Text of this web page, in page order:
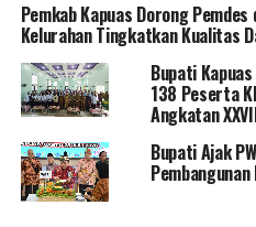
Pemkab Kapuas Dorong Pemdes
Kelurahan Tingkatkan Kualitas
Bupati
138 Peserta
Angkatan
Bupati Ajak
Pembangunan